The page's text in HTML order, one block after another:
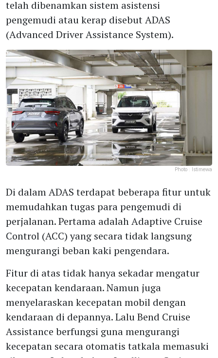
telah dibenamkan sistem asistensi
pengemudi atau kerap disebut ADAS
(Advanced Driver Assistance System).
Photo : Istimewa
Di dalam ADAS terdapat beberapa fitur untuk
memudahkan tugas para pengemudi di
perjalanan. Pertama adalah Adaptive Cruise
Control (ACC) yang secara tidak langsung
mengurangi beban kaki pengendara.
Fitur di atas tidak hanya sekadar mengatur
kecepatan kendaraan. Namun juga
menyelaraskan kecepatan mobil dengan
kendaraan di depannya. Lalu Bend Cruise
Assistance berfungsi guna mengurangi
kecepatan secara otomatis tatkala memasuki